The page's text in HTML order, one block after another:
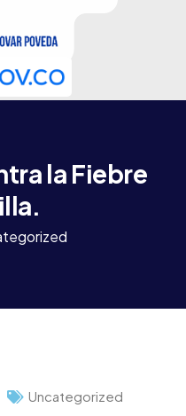
la Fiebre
Uncategorized